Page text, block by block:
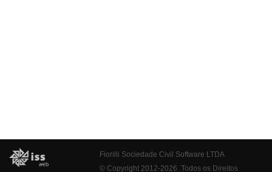
Fiorilli Sociedade Civil Software LTDA
© Copyright 2012-2026. Todos os Direitos